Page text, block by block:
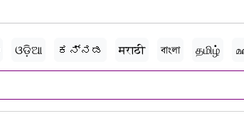
ଓଡ଼ିଆ ಕನ್ನಡ मराठी বাংলা தமிழ்